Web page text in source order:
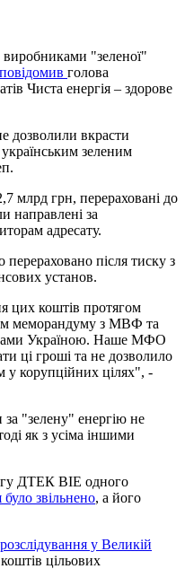
виробниками "зеленої"
повідомив голова
Чиста енергія – здорове
дозволили вкрасти
українським зеленим
млрд грн, перераховані до
направлені за
адресату.
після тиску з
установ.
цих коштів протягом
меморандуму з МВФ та
Україною. Наше МФО
ці гроші та не дозволило
у корупційних цілях", -
"зелену" енергію не
як з усіма іншими
ДТЕК ВІЕ одного
звільнено, а його
у Великій
цільових